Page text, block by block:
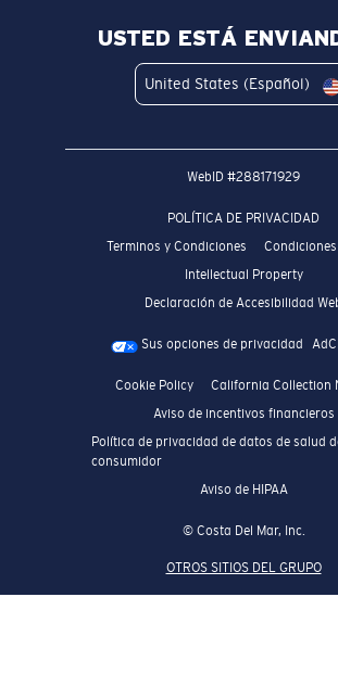
USTED ESTÁ
United States (Español)
WebID #288171929
POLÍTICA DE PRIVACIDAD
Terminos y Condiciones
Intellectual Property
Declaración de Accesibilidad
Sus opciones de privacidad
Cookie Policy
California Collection
Aviso de incentivos financieros
Política de privacidad de datos de salud
consumidor
Aviso de HIPAA
© Costa Del Mar, Inc.
OTROS SITIOS DEL GRUPO